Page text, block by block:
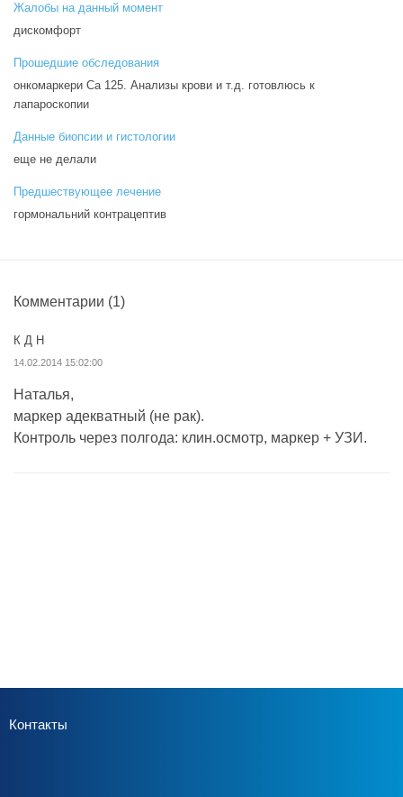
Жалобы на данный момент
дискомфорт
Прошедшие обследования
онкомаркери Са 125. Анализы крови и т.д. готовлюсь к
лапароскопии
Данные биопсии и гистологии
еще не делали
Предшествующее лечение
гормональний контрацептив
Комментарии (1)
К Д Н
14.02.2014 15:02:00
Наталья,
маркер адекватный (не рак).
Контроль через полгода: клин.осмотр, маркер + УЗИ.
Контакты